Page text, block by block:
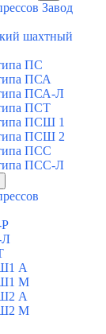
Завод
шахтный
ПС
ПСА
ПСА-Л
ПСТ
ПСШ 1
ПСШ 2
ПСС
ПСС-Л
Л
А
М
А
М